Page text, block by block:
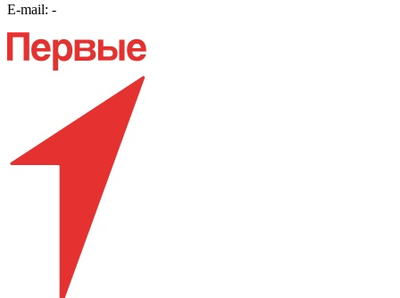
E-mail: -